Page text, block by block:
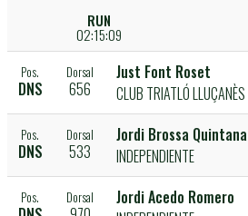
RUN
02:15:09
Pos.
DNS
Dorsal
656
Just Font Roset
CLUB TRIATLÓ LLUÇANÈS
Pos.
DNS
Dorsal
533
Jordi Brossa Quintana
INDEPENDIENTE
Pos. Dorsal
Jordi Acedo Romero